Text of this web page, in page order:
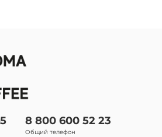
тёмно-янтарного
чайник; керамический
8 800 600 52 23
Общий телефон